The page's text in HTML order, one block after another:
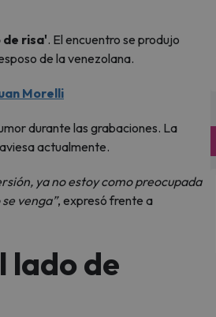
de risa'. El encuentro se produjo
de la venezolana.
Morelli
durante las grabaciones. La
actualmente.
ya no estoy como preocupada
venga”, expresó frente a
lado de